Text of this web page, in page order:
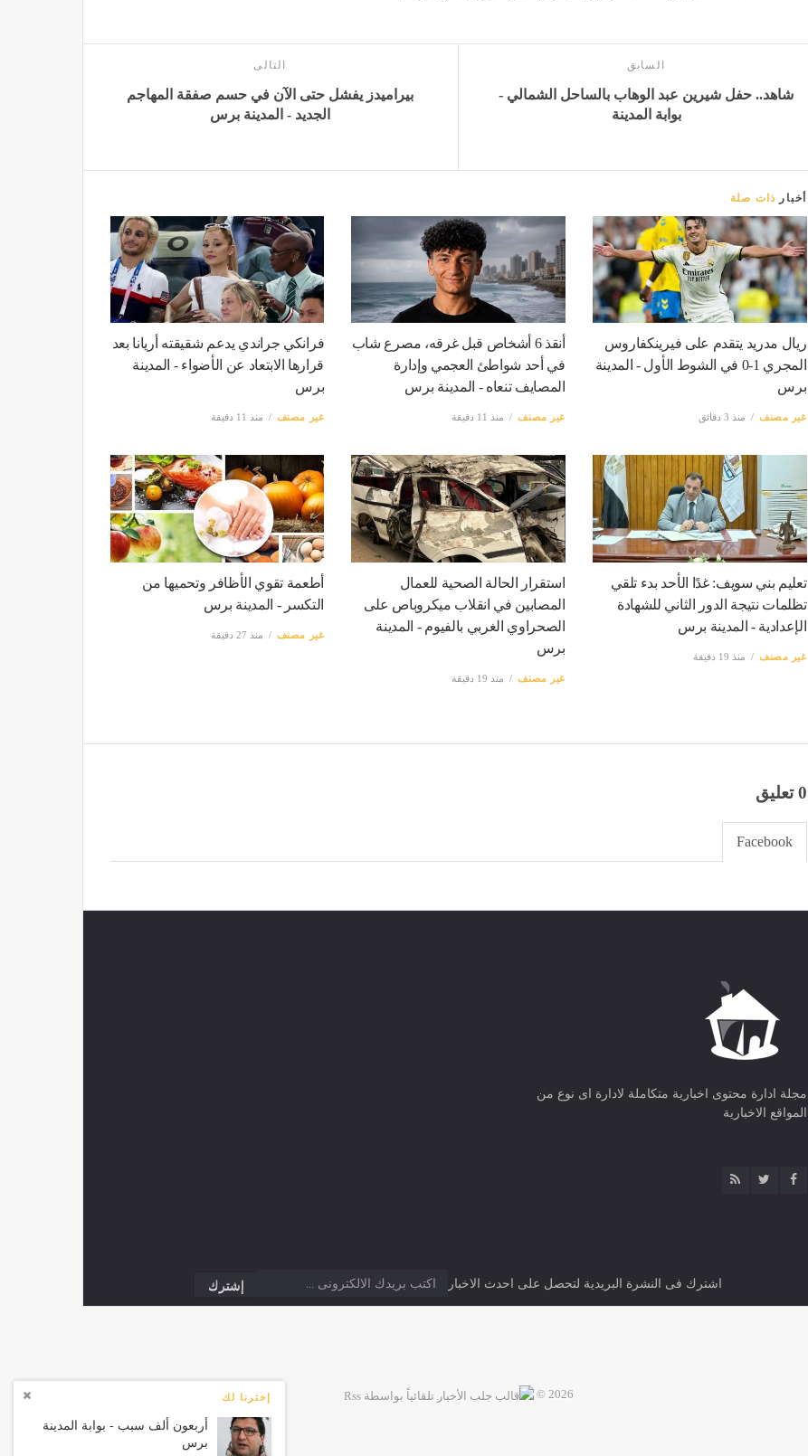
إخترنا لك
أربعون ألف سبب - بوابة المدينة
برس
السابق
شاهد.. حفل شيرين عبد الوهاب بالساحل الشمالي -
بوابة المدينة
التالى
بيراميدز يفشل حتى الآن في حسم صفقة المهاجم
الجديد - المدينة برس
أخبار ذات صلة
ريال مدريد يتقدم على فيرينكفاروس
المجري 1-0 في الشوط الأول - المدينة
برس
غير مصنف منذ 3 دقائق
أنقذ 6 أشخاص قبل غرقه، مصرع شاب
في أحد شواطئ العجمي وإدارة
المصايف تنعاه - المدينة برس
غير مصنف منذ 11 دقيقة
فرانكي جراندي يدعم شقيقته أريانا بعد
قرارها الابتعاد عن الأضواء - المدينة
برس
غير مصنف منذ 11 دقيقة
تعليم بني سويف: غدًا الأحد بدء تلقي
تظلمات نتيجة الدور الثاني للشهادة
الإعدادية - المدينة برس
غير مصنف منذ 19 دقيقة
استقرار الحالة الصحية للعمال
المصابين في انقلاب ميكروباص على
الصحراوي الغربي بالفيوم - المدينة
برس
غير مصنف منذ 19 دقيقة
أطعمة تقوي الأظافر وتحميها من
التكسر - المدينة برس
غير مصنف منذ 27 دقيقة
0 تعليق
Facebook
مجلة ادارة محتوى اخبارية متكاملة لادارة اى نوع من
المواقع الاخبارية
اشترك فى النشرة البريدية لتحصل على احدث الاخبار
2026 ©